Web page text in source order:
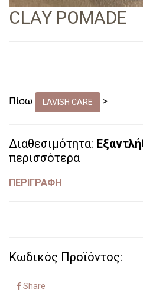
CLAY POMADE
Πίσω LAVISH CARE >
Διαθεσιμότητα:
περισσότερα
ΠΕΡΙΓΡΑΦΗ
Κωδικός Προϊόντος:
Share